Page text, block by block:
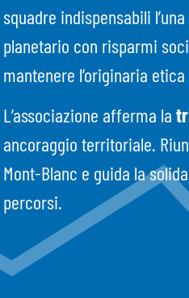
squadre indispensabili
planetario con risparmi
mantenere l’originaria
L’associazione afferma la
ancoraggio territoriale.
Mont-Blanc e guida la
percorsi.